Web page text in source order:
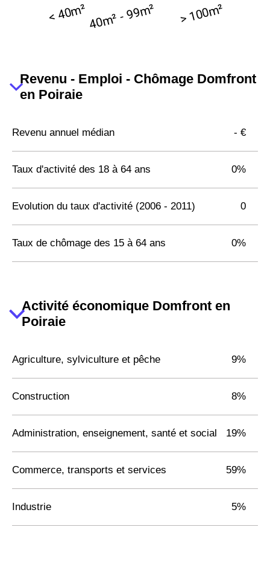
Revenu - Emploi - Chômage Domfront
en Poiraie
Revenu annuel médian - €
Taux d'activité des 18 à 64 ans 0%
Evolution du taux d'activité (2006 - 2011) 0
Taux de chômage des 15 à 64 ans 0%
Activité économique Domfront en
Poiraie
Agriculture, sylviculture et pêche 9%
Construction 8%
Administration, enseignement, santé et social 19%
Commerce, transports et services 59%
Industrie 5%